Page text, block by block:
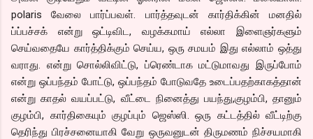
polaris வேலை பார்ப்பவள். பார்த்தவுடன் கார்திக்கின் மனதில்
ப்ப்பச்சக் என்று ஒட்டிவிட, வழக்கமாய் எல்லா இளைஞர்களும்
செய்வதையே கார்த்திக்கும் செய்ய, ஒரு சமயம் இது எல்லாம் ஒத்து
வராது. என்று சொல்லிவிட்டு, ப்ரெண்டாக மட்டுமாவது இருப்போம்
என்று ஒப்பந்தம் போட்டு, ஒப்பந்தம் போடுவதே உடைப்பதற்காகத்தான்
என்று காதல் வயப்பட்டு, வீட்டை நினைத்து பயந்து,குழம்பி, தானும்
குழம்பி, கார்திகையும் குழப்பும் ஜெஸ்ஸி. ஒரு கட்டத்தில் வீட்டிற்கு
தெரிந்து பிரச்சனையாகி வேறு ஒருவனுடன் திருமணம் நிச்சயமாகி